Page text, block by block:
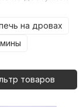
Мы
на дровах
товаров